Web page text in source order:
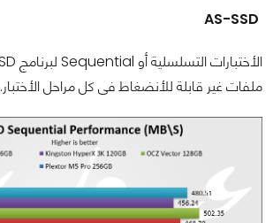
AS-SSD
ملفات غير قابلة للأنضغاط فى كل مراحل الأختبار.